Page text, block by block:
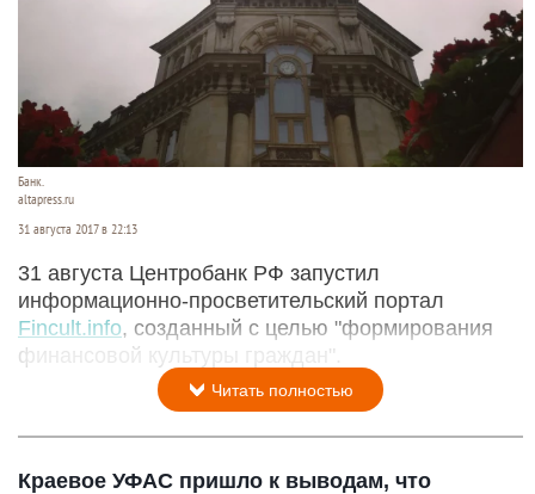
Банк.
altapress.ru
31 августа 2017 в 22:13
31 августа Центробанк РФ запустил
информационно-просветительский портал
Fincult.info, созданный с целью "формирования
финансовой культуры граждан".
Читать полностью
Краевое УФАС пришло к выводам, что